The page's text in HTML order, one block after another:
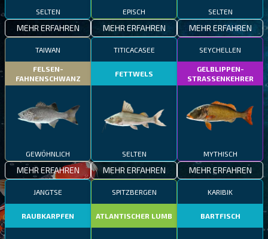
SELTEN
MEHR ERFAHREN
EPISCH
MEHR ERFAHREN
SELTEN
MEHR ERFAHREN
TAIWAN
FELSEN-
FAHNENSCHWANZ
GEWÖHNLICH
MEHR ERFAHREN
TITICACASEE
FETTWELS
SELTEN
MEHR ERFAHREN
SEYCHELLEN
GELBLIPPEN-
STRASSENKEHRER
MYTHISCH
MEHR ERFAHREN
JANGTSE
RAUBKARPFEN
SPITZBERGEN
ATLANTISCHER LUMB
KARIBIK
BARTFISCH